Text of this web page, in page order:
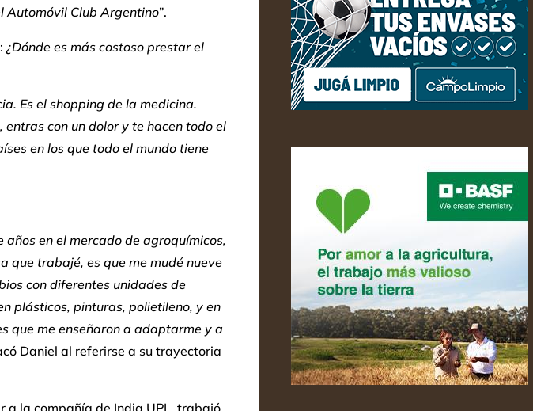
Automóvil Club Argentino”.
¿Dónde es más costoso prestar el
Es el shopping de la medicina.
con un dolor y te hacen todo el
en los que todo el mundo tiene
en el mercado de agroquímicos,
que trabajé, es que me mudé nueve
con diferentes unidades de
plásticos, pinturas, polietileno, y en
que me enseñaron a adaptarme y a
Daniel al referirse a su trayectoria